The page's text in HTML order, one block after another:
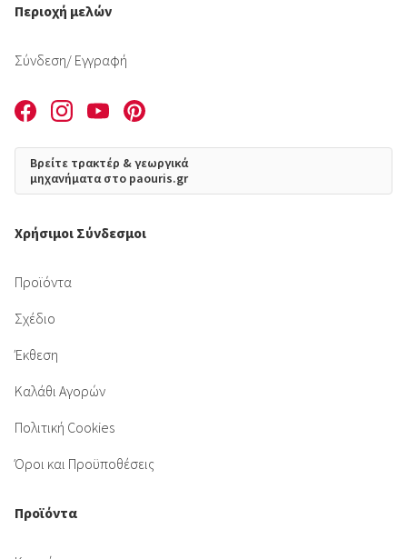
Περιοχή μελών
Σύνδεση/ Εγγραφή
Βρείτε τρακτέρ & γεωργικά
μηχανήματα στο paouris.gr
Χρήσιμοι Σύνδεσμοι
Προϊόντα
Σχέδιο
Έκθεση
Καλάθι Αγορών
Πολιτική Cookies
Όροι και Προϋποθέσεις
Προϊόντα